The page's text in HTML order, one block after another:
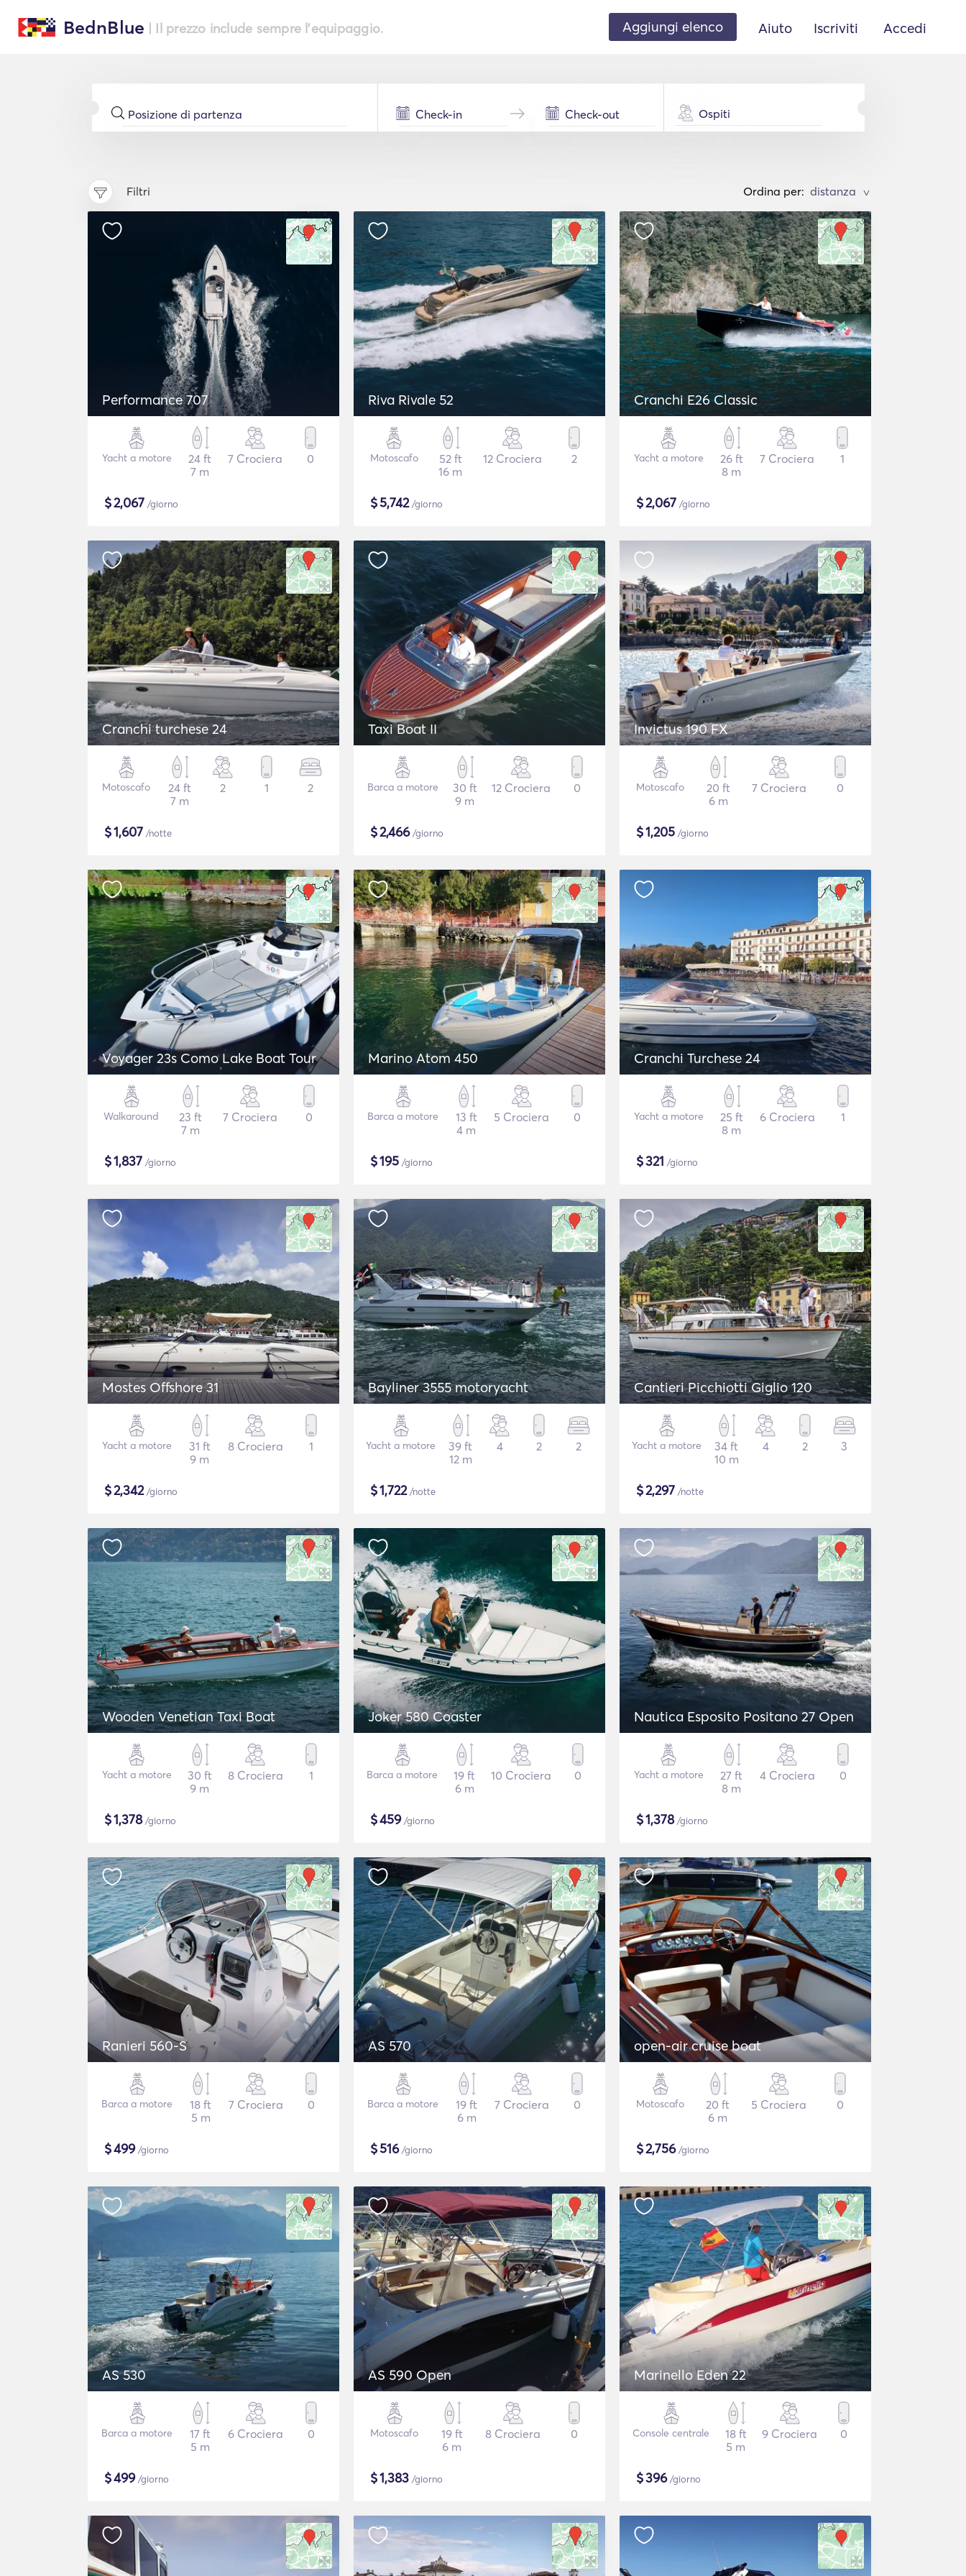
BednBlue | Il prezzo include sempre l'equipaggio. Aggiungi elenco Aiuto Iscriviti Accedi
Ospiti
Filtri Ordina per: >
Performance 707
Yacht a motore
24 ft
7 m
7 Crociera 0
$2,067 /giorno
Riva Rivale 52
Motoscafo
52 ft
16 m
12 Crociera 2
$5,742/giorno
Cranchi E26 Classic
Yacht a motore
26 ft
8 m
7 Crociera 1
$2,067 /giorno
Cranchi turchese 24
Motoscafo
24 ft
7 m
2 1 2
$1,607 /notte
Taxi Boat II
Barca a motore
30 ft
9 m
12 Crociera 0
$2,466/giorno
Invictus 190 FX
Motoscafo
20 ft
6 m
7 Crociera 0
$1,205 /giorno
Voyager 23s Como Lake Boat Tour
Walkaround
23 ft
7 m
7 Crociera 0
$1,837 /giorno
Marino Atom 450
Barca a motore
13 ft
4 m
5 Crociera 0
$195 /giorno
Cranchi Turchese 24
Yacht a motore
25 ft
8 m
6 Crociera 1
$321 /giorno
Mostes Offshore 31
Yacht a motore
31 ft
9 m
8 Crociera 1
$2,342/giorno
Bayliner 3555 motoryacht
Yacht a motore
39 ft
12 m
4 2 2
$1,722/notte
Cantieri Picchiotti Giglio 120
Yacht a motore
34 ft
10 m
4 2 3
$2,297 /notte
Wooden Venetian Taxi Boat
Yacht a motore
30 ft
9 m
8 Crociera 1
$1,378/giorno
Joker 580 Coaster
Barca a motore
19 ft
6 m
10 Crociera 0
$459/giorno
Nautica Esposito Positano 27 Open
Yacht a motore
27 ft
8 m
4 Crociera 0
$1,378/giorno
Ranieri 560-S
Barca a motore
18 ft
5 m
7 Crociera 0
$499/giorno
AS 570
Barca a motore
19 ft
6 m
7 Crociera 0
$516/giorno
open-air cruise boat
Motoscafo
20 ft
6 m
5 Crociera 0
$2,756/giorno
AS 530
Barca a motore
17 ft
5 m
6 Crociera 0
$499/giorno
AS 590 Open
Motoscafo
19 ft
6 m
8 Crociera 0
$1,383 /giorno
Marinello Eden 22
Console centrale
18 ft
5 m
9 Crociera 0
$396/giorno